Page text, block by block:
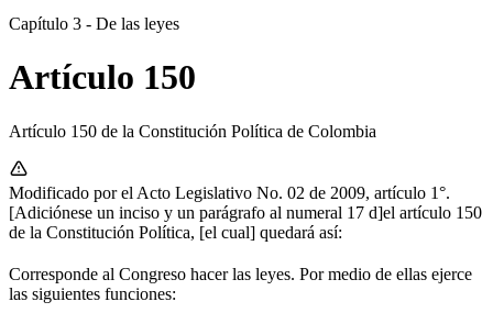
Capítulo 3 - De las leyes
Artículo 150
Artículo 150 de la Constitución Política de Colombia
Modificado por el Acto Legislativo No. 02 de 2009, artículo 1°.
[Adiciónese un inciso y un parágrafo al numeral 17 d]el artículo 150
de la Constitución Política, [el cual] quedará así:
Corresponde al Congreso hacer las leyes. Por medio de ellas ejerce
las siguientes funciones: